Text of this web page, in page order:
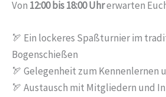
Von 12:00 bis 18:00 Uhrerwarten
🏹 Ein lockeres Spaßturnier im
Bogenschießen
🏹 Gelegenheit zum Kennenlernen
🏹 Austausch mit Mitgliedern und